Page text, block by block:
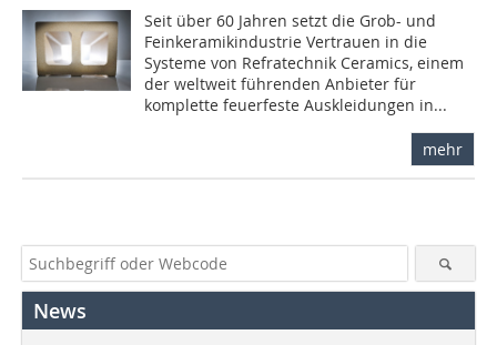
Seit über 60 Jahren setzt die Grob- und
Feinkeramikindustrie Vertrauen in die
Systeme von Refratechnik Ceramics, einem
der weltweit führenden Anbieter für
komplette feuerfeste Auskleidungen in...
mehr
News